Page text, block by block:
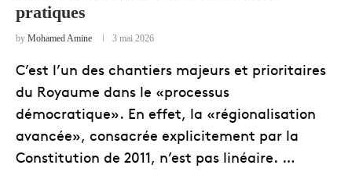
pratiques
by Mohamed Amine 3 mai 2026
C’est l’un des chantiers majeurs et prioritaires
du Royaume dans le «processus
démocratique». En effet, la «régionalisation
avancée», consacrée explicitement par la
Constitution de 2011, n’est pas linéaire. …